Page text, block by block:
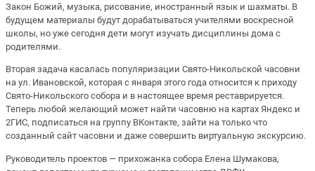
Закон Божий, музыка, рисование, иностранный язык и шахматы. В
будущем материалы будут дорабатываться учителями воскресной
школы, но уже сегодня дети могут изучать дисциплины дома с
родителями.
Вторая задача касалась популяризации Свято-Никольской часовни
на ул. Ивановской, которая с января этого года относится к приходу
Свято-Никольского собора и в настоящее время реставрируется.
Теперь любой желающий может найти часовню на картах Яндекс и
2ГИС, подписаться на группу ВКонтакте, зайти на только что
созданный сайт часовни и даже совершить виртуальную экскурсию.
Руководитель проектов — прихожанка собора Елена Шумакова,